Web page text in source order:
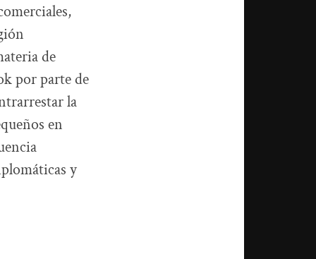
de
por parte de
la
en
y